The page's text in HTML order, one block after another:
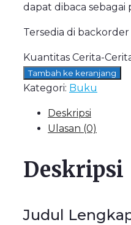
dapat dibaca sebagai
Tersedia di backorder
Kuantitas Cerita-
Tambah ke keranjang
Kategori: Buku
Deskripsi
Ulasan (0)
Deskripsi
Judul